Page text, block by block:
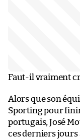
Faut-il vraiment
Alors que son
Sporting pour
portugais, José
ces derniers jours